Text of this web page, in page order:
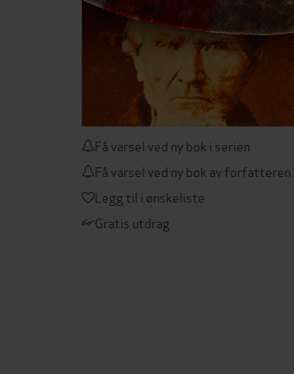
Få varsel ved ny bok i serien
Få varsel ved ny bok av forfatteren
Legg til i ønskeliste
Gratis utdrag